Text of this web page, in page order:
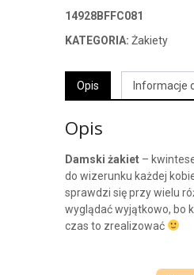
14928BFFC081
KATEGORIA: Żakiety
Opis Informacje
Opis
Damski żakiet–
do wizerunku każdej
sprawdzi się przy wielu
wyglądać wyjątkowo, bo
czas to zrealizować